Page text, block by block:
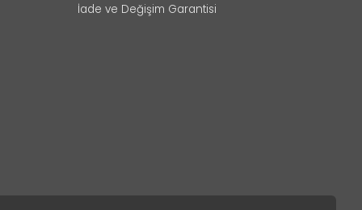
İade ve Değişim Garantisi